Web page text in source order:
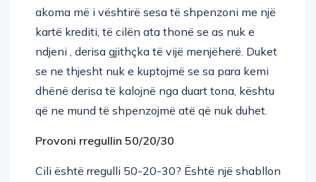
akoma më i vështirë sesa të shpenzoni me një
kartë krediti, të cilën ata thonë se as nuk e
ndjeni , derisa gjithçka të vijë menjëherë. Duket
se ne thjesht nuk e kuptojmë se sa para kemi
dhënë derisa të kalojnë nga duart tona, kështu
që ne mund të shpenzojmë atë që nuk duhet.
Provoni rregullin 50/20/30
Cili është rregulli 50-20-30? Është një shabllon